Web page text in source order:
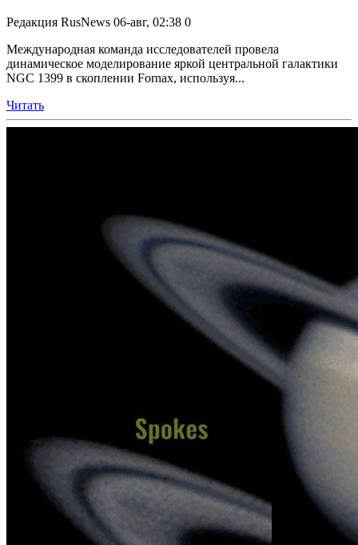
Редакция RusNews 06-авг, 02:38 0
Международная команда исследователей провела
динамическое моделирование яркой центральной галактики
NGC 1399 в скоплении Fornax, используя...
Читать